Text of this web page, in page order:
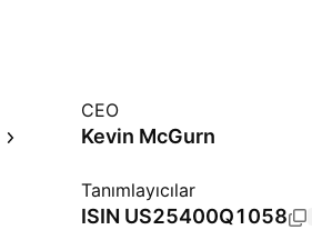
CEO
Kevin McGurn
Tanımlayıcılar
ISIN US25400Q1058